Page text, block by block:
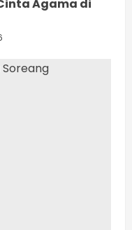
Agama di